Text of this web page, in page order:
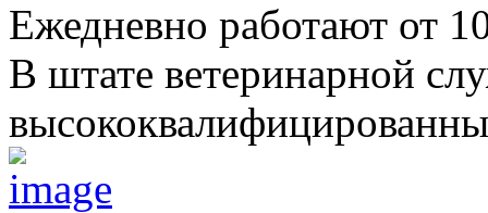
Ежедневно работают от
В штате ветеринарной